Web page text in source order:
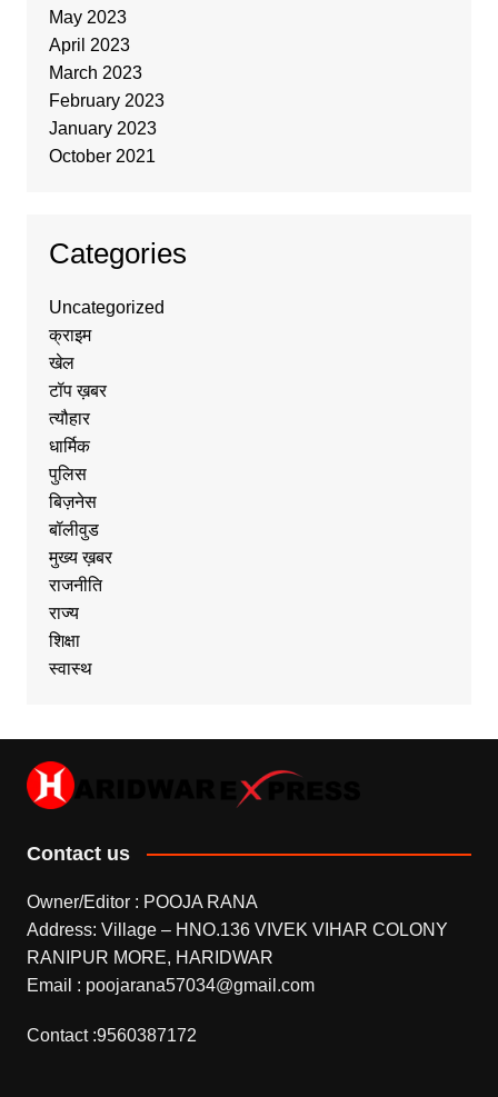
May 2023
April 2023
March 2023
February 2023
January 2023
October 2021
Categories
Uncategorized
क्राइम
खेल
टॉप ख़बर
त्यौहार
धार्मिक
पुलिस
बिज़नेस
बॉलीवुड
मुख्य ख़बर
राजनीति
राज्य
शिक्षा
स्वास्थ
Contact us
Owner/Editor : POOJA RANA
Address: Village – HNO.136 VIVEK VIHAR COLONY
RANIPUR MORE, HARIDWAR
Email : poojarana57034@gmail.com
Contact :9560387172